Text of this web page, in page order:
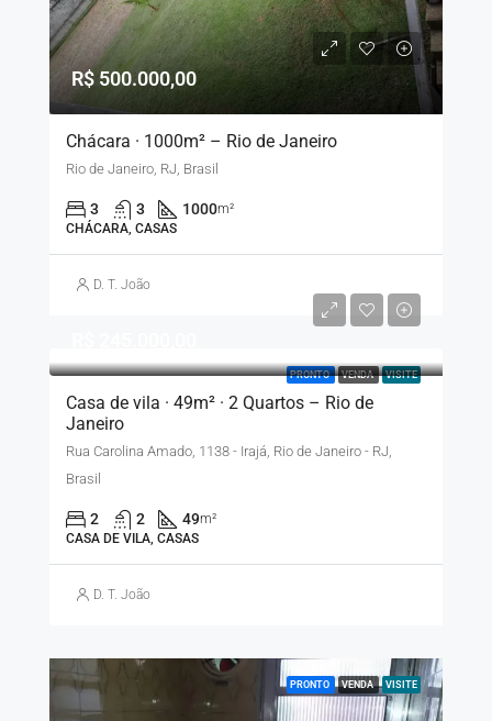
R$ 500.000,00
Chácara · 1000m² – Rio de Janeiro
Rio de Janeiro, RJ, Brasil
3 3 1000m²
CHÁCARA, CASAS
D. T. João
PRONTO VENDA VISITE
Casa de vila · 49m² · 2 Quartos – Rio de
Janeiro
Rua Carolina Amado, 1138 - Irajá, Rio de Janeiro - RJ,
Brasil
2 2 49m²
CASA DE VILA, CASAS
D. T. João
PRONTO VENDA VISITE